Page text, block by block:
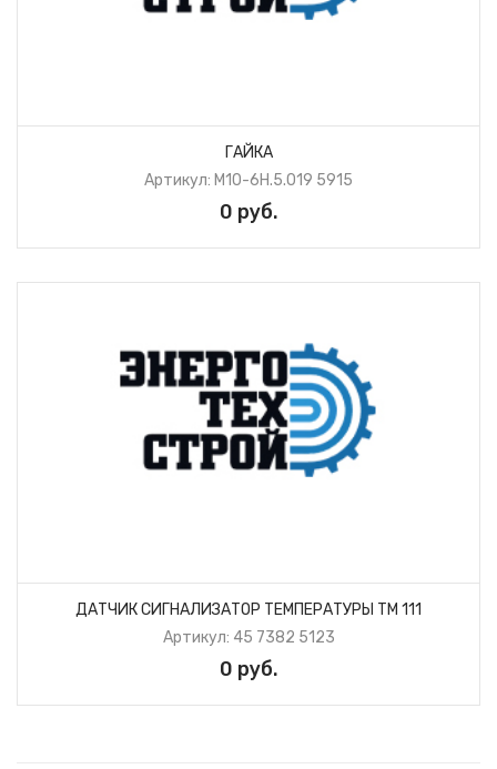
ГАЙКА
Артикул: М10-6H.5.019 5915
0 руб.
ДАТЧИК СИГНАЛИЗАТОР ТЕМПЕРАТУРЫ ТМ 111
Артикул: 45 7382 5123
0 руб.